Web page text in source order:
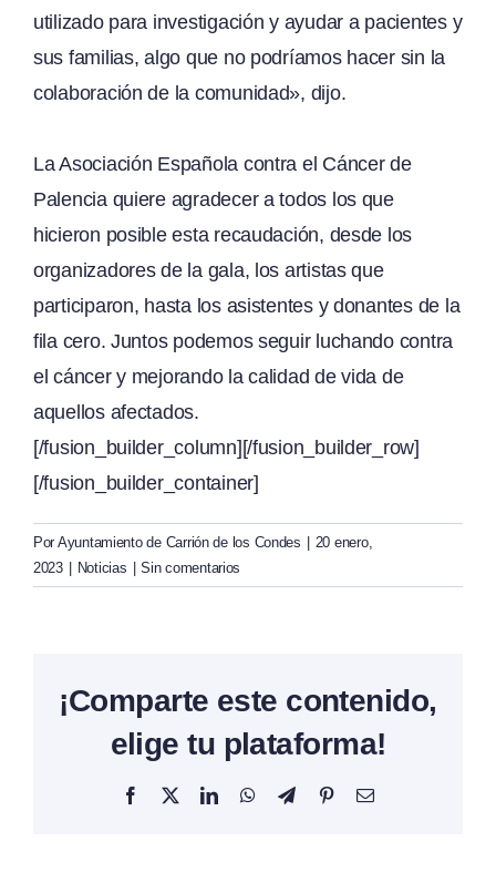
utilizado para investigación y ayudar a pacientes y
sus familias, algo que no podríamos hacer sin la
colaboración de la comunidad», dijo.
La Asociación Española contra el Cáncer de
Palencia quiere agradecer a todos los que
hicieron posible esta recaudación, desde los
organizadores de la gala, los artistas que
participaron, hasta los asistentes y donantes de la
fila cero. Juntos podemos seguir luchando contra
el cáncer y mejorando la calidad de vida de
aquellos afectados.
[/fusion_builder_column][/fusion_builder_row]
[/fusion_builder_container]
Por Ayuntamiento de Carrión de los Condes
20 enero,
2023
Noticias Sin comentarios
¡Comparte este contenido,
elige tu plataforma!
Facebook
X LinkedInWhatsAppTelegramPinterestCorreo